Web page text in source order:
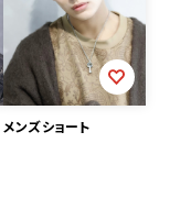
メンズショート